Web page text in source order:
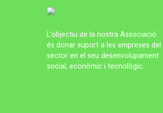
L’objectiu de la nostra Associació
és donar suport a les empreses del
sector en el seu desenvolupament
social, econòmic i tecnològic.